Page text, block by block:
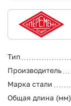
Тип
Производитель
Марка стали
Общая длина (мм)